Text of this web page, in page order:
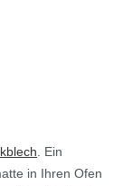
. Ein
in Ihren Ofen